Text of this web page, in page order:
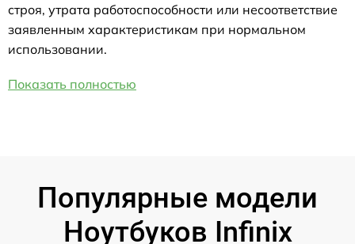
строя, утрата работоспособности или несоответствие
заявленным характеристикам при нормальном
использовании.
Показать полностью
Популярные модели
Ноутбуков Infinix